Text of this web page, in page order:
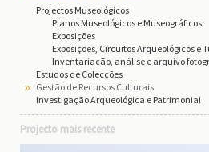
Projectos Museológicos
Planos Museológicos e Museográficos
Exposições
Exposições, Circuitos Arqueológicos e
Inventariação, análise e arquivo
Estudos de Colecções
Gestão de Recursos Culturais
Investigação Arqueológica e Patrimonial
Projecto mais recente